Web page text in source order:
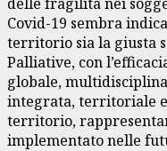
Covid-19 sembra
territorio sia la giusta
Palliative, con
globale,
integrata, territoriale
territorio,
implementato nelle